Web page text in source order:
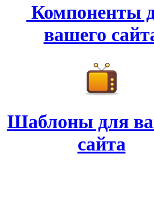
Компоненты
вашего
Шаблоны для
сайта